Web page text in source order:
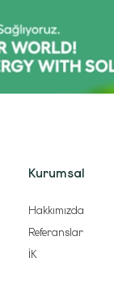
Kurumsal
Hakkımızda
Referanslar
İK